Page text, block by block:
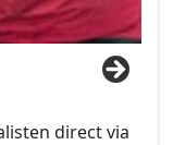
direct via